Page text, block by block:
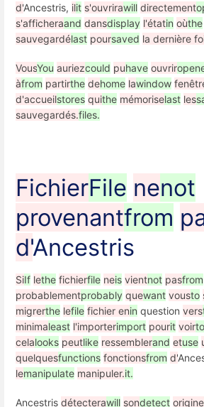
d'Ancestris, ilit s'ouvrirawill directement
s'afficheraand dansdisplay l'étatin oùthe
sauvegardélast poursaved la dernière
VousYou auriezcould puhave ouvrir
àfrom partirthe dehome lawindow
d'accueilstores quithe mémoriselast les
sauvegardés.files.
FichierFile nenot
provenantfrom
d'Ancestris
SiIf lethe fichierfile neis vientnot pasfrom
probablementprobably quewant vousto
migrerthe lefile fichier enin question vers
minimaleast l'importerimport pourit voirto
celalooks peutlike ressemblerand etuse
quelquesfunctions fonctionsfrom d'
lemanipulate manipuler.it.
Ancestris détecterawill sondetect origine